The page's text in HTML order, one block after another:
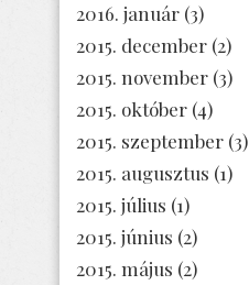
2016. január (3)
2015. december (2)
2015. november (3)
2015. október (4)
2015. szeptember (3)
2015. augusztus (1)
2015. július (1)
2015. június (2)
2015. május (2)